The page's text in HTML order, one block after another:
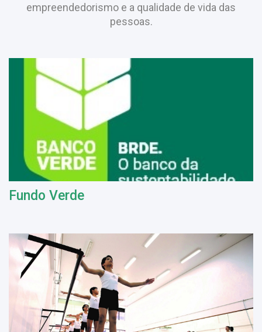
empreendedorismo e a qualidade de vida das
pessoas.
Fundo Verde